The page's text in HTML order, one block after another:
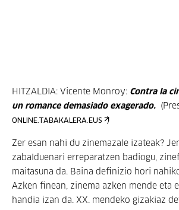
HITZALDIA: Vicente Monroy: Contra la
un romance demasiado exagerado.
ONLINE.TABAKALERA.EUS )
Zer esan nahi du zinemazale izateak?
zabalduenari erreparatzen badiogu,
maitasuna da. Baina definizio hori
Azken finean, zinema azken mende eta
handia izan da. XX. mendeko gizakiaz